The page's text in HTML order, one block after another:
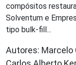
compósitos
Solventum e
tipo bulk-fill...
Autores: Marcelo